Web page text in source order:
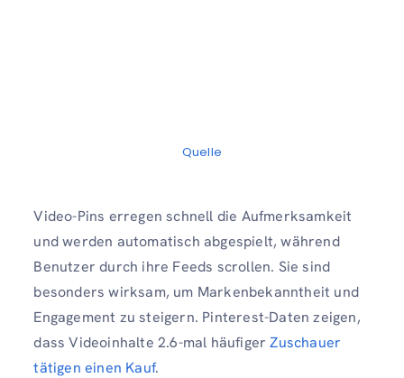
Quelle
Video-Pins erregen schnell die Aufmerksamkeit
und werden automatisch abgespielt, während
Benutzer durch ihre Feeds scrollen. Sie sind
besonders wirksam, um Markenbekanntheit und
Engagement zu steigern. Pinterest-Daten zeigen,
dass Videoinhalte 2.6-mal häufigerZuschauer
tätigen einen Kauf.